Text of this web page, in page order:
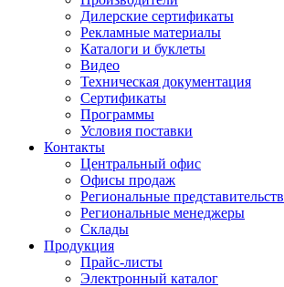
Дилерские сертификаты
Рекламные материалы
Каталоги и буклеты
Видео
Техническая документация
Сертификаты
Программы
Условия поставки
Контакты
Центральный офис
Офисы продаж
Региональные
Региональные менеджеры
Склады
Продукция
Прайс-листы
Электронный каталог